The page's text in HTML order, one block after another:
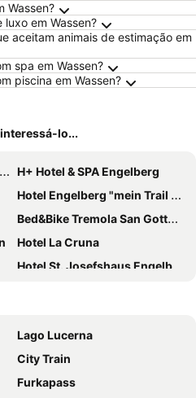
Wassen?
luxo em Wassen?
aceitam animais de estimação em
spa em Wassen?
piscina em Wassen?
lo...
H+ Hotel & SPA Engelberg
Hotel Engelberg "mein Trail Hotel"
Bed&Bike Tremola San Gottardo
Hotel La Cruna
Hotel St. Josefshaus Engelberg
Hotel Schweizerhof
Hotel Terrace
Hotel - Haus Biasca
Lago Lucerna
City Train
Furkapass